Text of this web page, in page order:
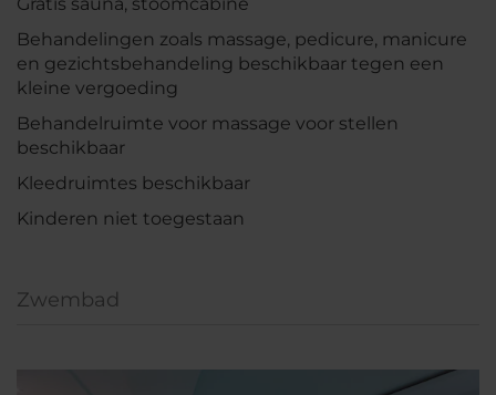
Behandelingen zoals massage, pedicure, manicure
en gezichtsbehandeling beschikbaar tegen een
kleine vergoeding
Behandelruimte voor massage voor stellen
beschikbaar
Kleedruimtes beschikbaar
Kinderen niet toegestaan
Zwembad